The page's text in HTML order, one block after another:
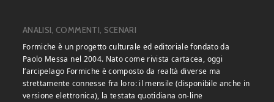
ANALISI, COMMENTI, SCENARI
Formiche è un progetto culturale ed editoriale fondato da
Paolo Messa nel 2004. Nato come rivista cartacea, oggi
l’arcipelago Formiche è composto da realtà diverse ma
strettamente connesse fra loro: il mensile (disponibile anche in
versione elettronica), la testata quotidiana on-line